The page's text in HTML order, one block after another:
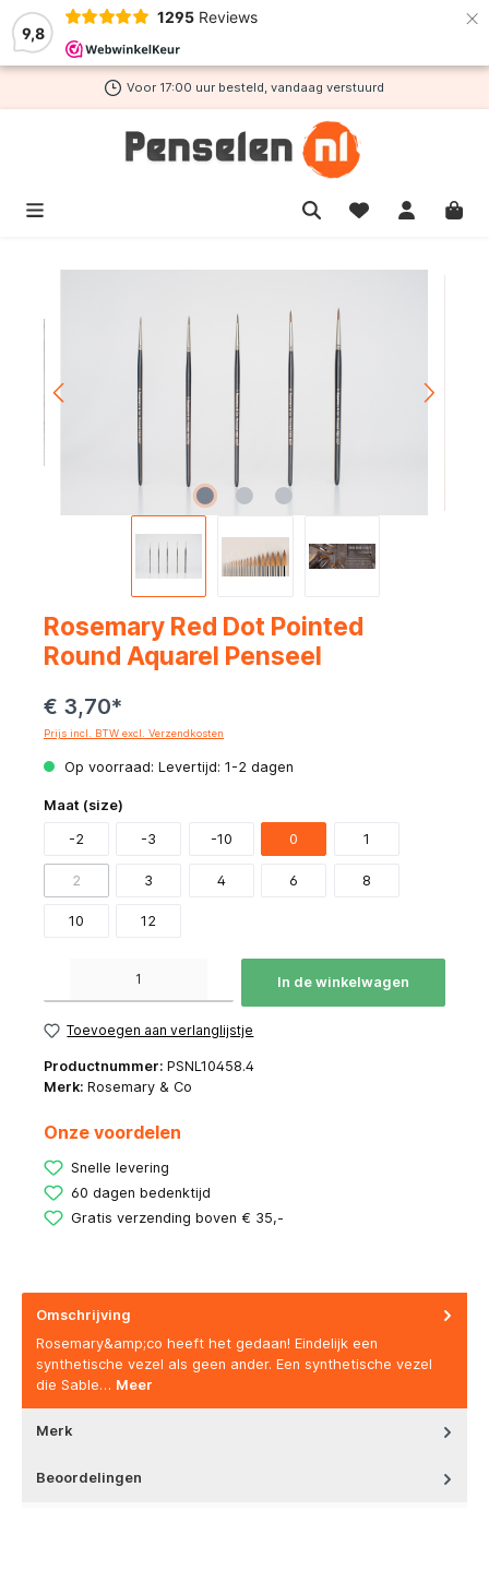
9,8
1295 Reviews ×
hoofdinhoud
Voor 17:00 uur besteld, vandaag verstuurd
Rosemary Red Dot Pointed
Round Aquarel Penseel
€ 3,70*
Prijs incl. BTW excl. Verzendkosten
Op voorraad: Levertijd: 1-2 dagen
Maat (size)
-2 -3 -10 0 1
2 3 4 6 8
10 12
In de winkelwagen
Toevoegen aan verlanglijstje
Productnummer: PSNL10458.4
Merk: Rosemary & Co
Onze voordelen
Snelle levering
60 dagen bedenktijd
Gratis verzending boven € 35,-
Omschrijving
Rosemary&amp;co heeft het gedaan! Eindelijk een
synthetische vezel als geen ander. Een synthetische vezel
die Sable… Meer
Merk
Beoordelingen